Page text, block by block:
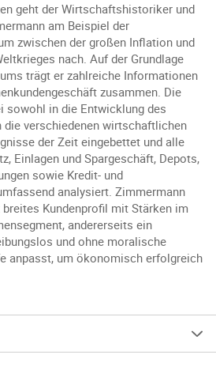
geht der Wirtschaftshistoriker und
am Beispiel der
zwischen der großen Inflation und
nach. Auf der Grundlage
trägt er zahlreiche Informationen
zusammen. Die
sowohl in die Entwicklung des
verschiedenen wirtschaftlichen
der Zeit eingebettet und alle
Einlagen und Spargeschäft, Depots,
sowie Kredit- und
analysiert. Zimmermann
Kundenprofil mit Stärken im
andererseits ein
und ohne moralische
anpasst, um ökonomisch erfolgreich